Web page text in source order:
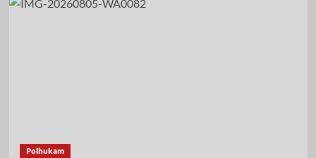
Polhukam